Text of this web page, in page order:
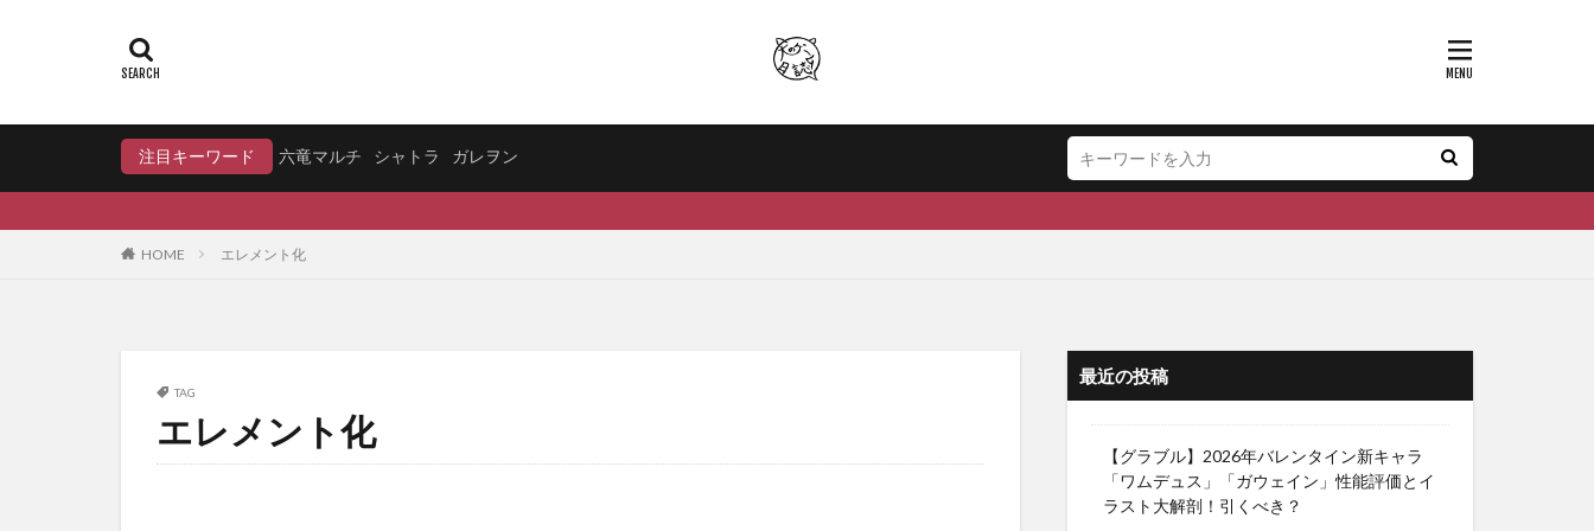
注目キーワード 六竜マルチ シャトラ ガレヲン
HOME エレメント化
TAG
エレメント化
最近の投稿
【グラブル】2026年バレンタイン新キャラ
「ワムデュス」「ガウェイン」性能評価とイ
ラスト大解剖！引くべき？